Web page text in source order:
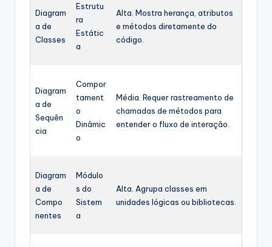
Diagram
a de
Classes
Estrutu
ra
Estátic
a
Alta. Mostra herança, atributos
e métodos diretamente do
código.
Diagram
a de
Sequên
cia
Compor
tament
o
Dinâmic
o
Média. Requer rastreamento de
chamadas de métodos para
entender o fluxo de interação.
Diagram
a de
Compo
nentes
Módulo
s do
Sistem
a
Alta. Agrupa classes em
unidades lógicas ou bibliotecas.